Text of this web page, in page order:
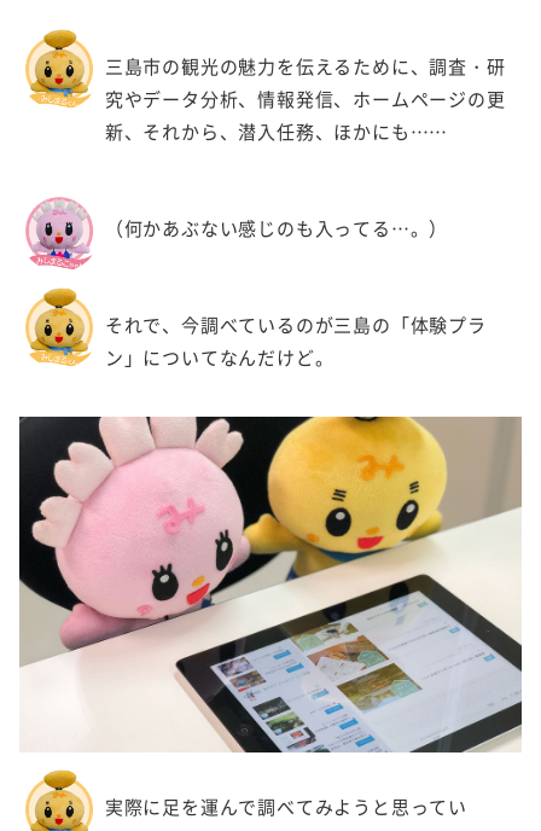
三島市の観光の魅力を伝えるために、調査・研
究やデータ分析、情報発信、ホームページの更
新、それから、潜入任務、ほかにも……
（何かあぶない感じのも入ってる…。）
それで、今調べているのが三島の「体験プラ
ン」についてなんだけど。
実際に足を運んで調べてみようと思ってい